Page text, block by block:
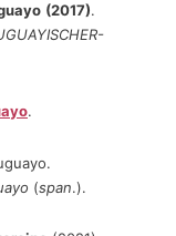
(2017).
.
(span.).